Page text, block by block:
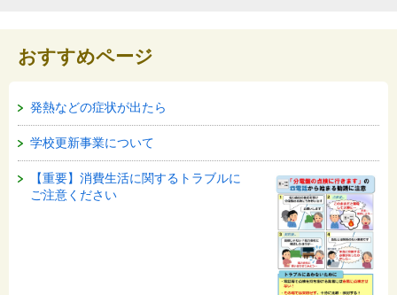
おすすめページ
発熱などの症状が出たら
学校更新事業について
【重要】消費生活に関するトラブルに
ご注意ください